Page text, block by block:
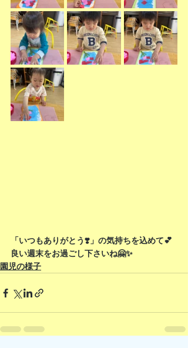
「いつもありがとう❣️」の気持ちを込めて💕
良い週末をお過ごし下さいね🤗✨
園児の様子